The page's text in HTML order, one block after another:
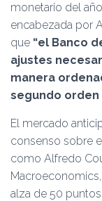
monetario del
encabezada por
que “el Banco
ajustes
manera
segundo
El mercado
consenso sobre
como Alfredo
alza de 50